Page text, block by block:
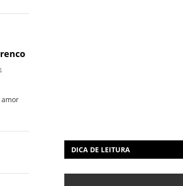
amor
DICA DE LEITURA